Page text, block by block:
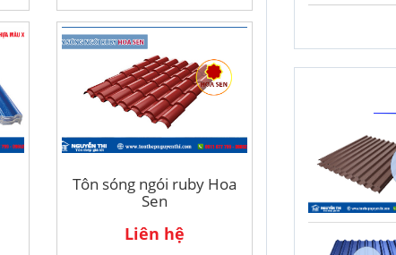
Tôn sóng ngói ruby Hoa
Sen
Liên hệ